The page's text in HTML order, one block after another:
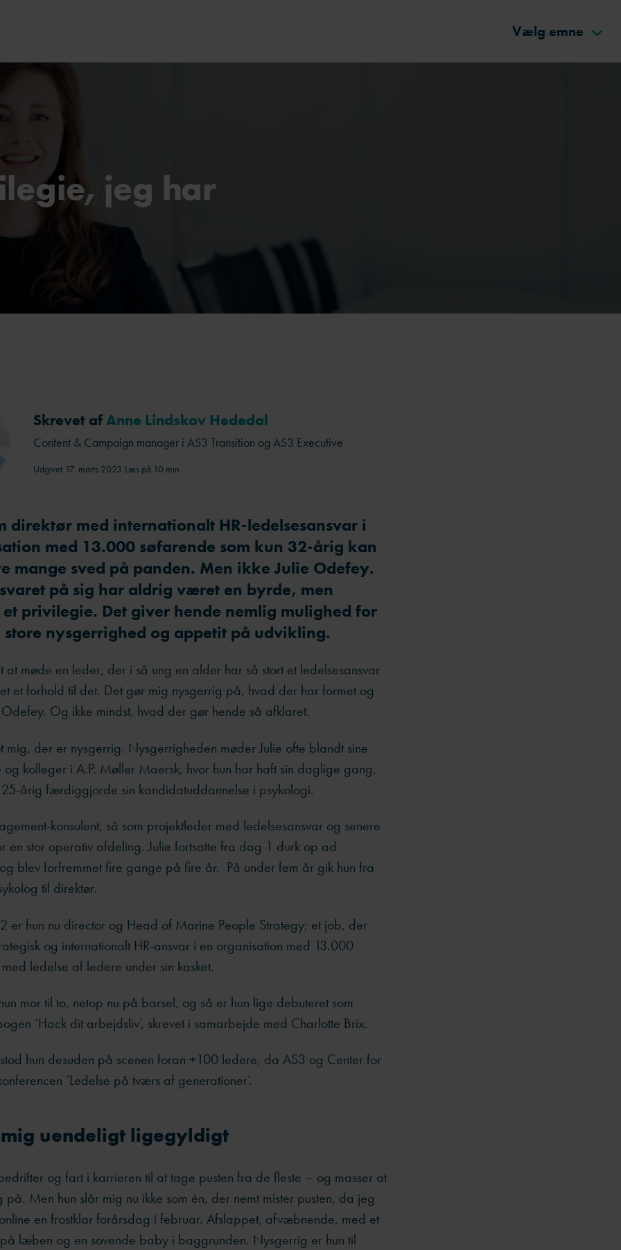
Vælg emne
jeg har
Skrevet afAnne Lindskov Hededal
Content & Campaign manager i AS3 Transition og AS3 Executive
Udgivet 17. marts 2023 Læs på 10 min.
direktør med internationalt HR-ledelsesansvar i
med 13.000 søfarende som kun 32-årig kan
mange sved på panden. Men ikke Julie Odefey.
på sig har aldrig været en byrde, men
privilegie. Det giver hende nemlig mulighed for
store nysgerrighed og appetit på udvikling.
at møde en leder, der i så ung en alder har så stort et ledelsesansvar
et forhold til det. Det gør mig nysgerrig på, hvad der har formet og
Odefey. Og ikke mindst, hvad der gør hende så afklaret.
mig, der er nysgerrig. Nysgerrigheden møder Julie ofte blandt sine
kolleger i A.P. Møller Maersk, hvor hun har haft sin daglige gang,
25-årig færdiggjorde sin kandidatuddannelse i psykologi.
konsulent, så som projektleder med ledelsesansvar og senere
en stor operativ afdeling. Julie fortsatte fra dag 1 durk op ad
blev forfremmet fire gange på fire år. På under fem år gik hun fra
til direktør.
er hun nu director og Head of Marine People Strategy; et job, der
og internationalt HR-ansvar i en organisation med 13.000
ledelse af ledere under sin kasket.
mor til to, netop nu på barsel, og så er hun lige debuteret som
‘Hack dit arbejdsliv’, skrevet i samarbejde med Charlotte Brix.
hun desuden på scenen foran +100 ledere, da AS3 og Center for
‘Ledelse på tværs af generationer’.
uendeligt ligegyldigt
og fart i karrieren til at tage pusten fra de fleste – og masser at
Men hun slår mig nu ikke som én, der nemt mister pusten, da jeg
en frostklar forårsdag i februar. Afslappet, afvæbnende, med et
på læben og en sovende baby i baggrunden. Nysgerrig er hun til